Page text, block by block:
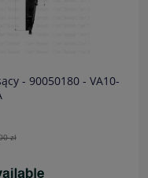
- 90050180 - VA10-
zł